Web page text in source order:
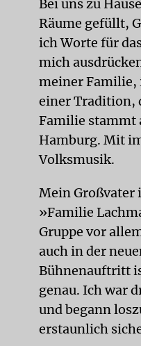
Bei uns zu
Räume gefüllt,
ich Worte für
mich
meiner Familie,
einer Tradition,
Familie stammt
Hamburg. Mit
Volksmusik.
Mein Großvater
»Familie
Gruppe vor
auch in der
Bühnenauftritt
genau. Ich war
und begann
erstaunlich